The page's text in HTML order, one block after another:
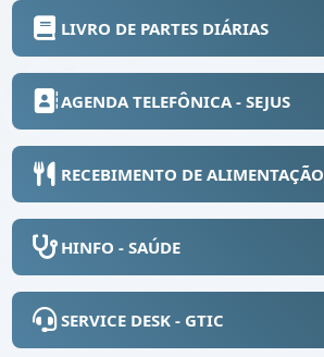
LIVRO DE PARTES DIÁRIAS
AGENDA TELEFÔNICA - SEJUS
RECEBIMENTO DE ALIMENTAÇÃO
HINFO - SAÚDE
SERVICE DESK - GTIC